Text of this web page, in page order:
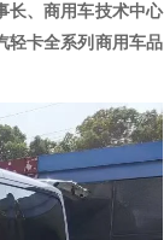
长、商用车技术中心
轻卡全系列商用车品